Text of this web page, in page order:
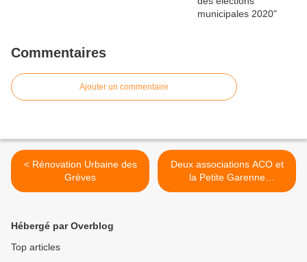
Commentaires
Ajouter un commentaire
< Rénovation Urbaine des
Grèves
Deux associations ACO et
la Petite Garenne
demandent la suspension
Hébergé par Overblog
Top articles